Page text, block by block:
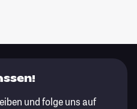
und folge uns auf